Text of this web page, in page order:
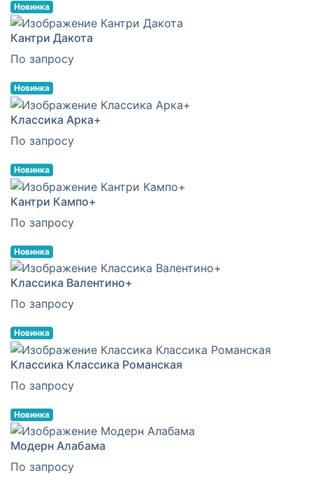
Новинка
Кантри Дакота
По запросу
Новинка
Классика Арка+
По запросу
Новинка
Кантри Кампо+
По запросу
Новинка
Классика Валентино+
По запросу
Новинка
Классика Классика Романская
По запросу
Новинка
Модерн Алабама
По запросу